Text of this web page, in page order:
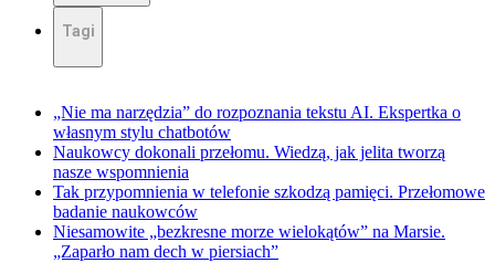
Tagi
„Nie ma narzędzia” do rozpoznania tekstu AI. Ekspertka o
własnym stylu chatbotów
Naukowcy dokonali przełomu. Wiedzą, jak jelita tworzą
nasze wspomnienia
Tak przypomnienia w telefonie szkodzą pamięci. Przełomowe
badanie naukowców
Niesamowite „bezkresne morze wielokątów” na Marsie.
„Zaparło nam dech w piersiach”